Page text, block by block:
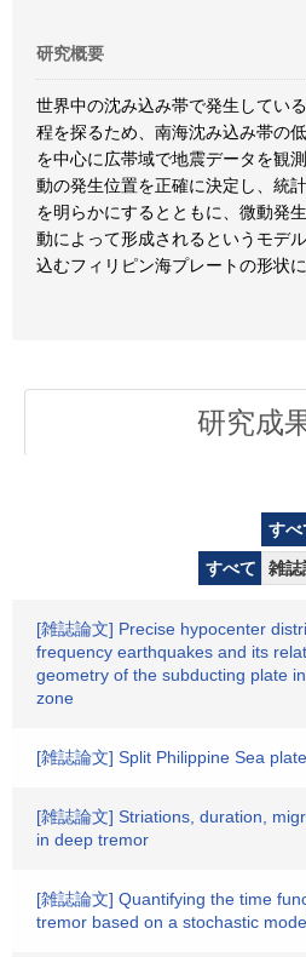
研究概要
世界中の沈み込み帯で発生してい
程を探るため、南海沈み込み帯の
を中心に広帯域で地震データを観
動の発生位置を正確に決定し、統
を明らかにするとともに、微動発
動によって形成されるというモデ
込むフィリピン海プレートの形状
研究成
すべ
すべて
雑誌
[雑誌論文] Precise hypocenter
frequency earthquakes and its
geometry of the subducting plate
zone
[雑誌論文] Split Philippine Sea
[雑誌論文] Striations, duration,
in deep tremor
[雑誌論文] Quantifying the time
tremor based on a stochastic